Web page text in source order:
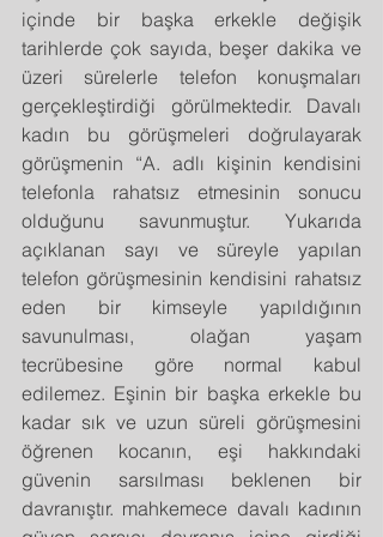
içinde bir başka erkekle değişik
tarihlerde çok sayıda, beşer dakika ve
üzeri sürelerle telefon konuşmaları
gerçekleştirdiği görülmektedir. Davalı
kadın bu görüşmeleri doğrulayarak
görüşmenin “A. adlı kişinin kendisini
telefonla rahatsız etmesinin sonucu
olduğunu savunmuştur. Yukarıda
açıklanan sayı ve süreyle yapılan
telefon görüşmesinin kendisini rahatsız
eden bir kimseyle yapıldığının
savunulması, olağan yaşam
tecrübesine göre normal kabul
edilemez. Eşinin bir başka erkekle bu
kadar sık ve uzun süreli görüşmesini
öğrenen kocanın, eşi hakkındaki
güvenin sarsılması beklenen bir
davranıştır. mahkemece davalı kadının